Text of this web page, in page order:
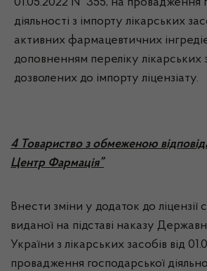
01.05.2022 № 355, на провадження
діяльності з імпорту лікарських
активних фармацевтичних
доповненням переліку лікарських
дозволених до імпорту ліцензіату.
4 Товариство з обмеженою
Центр Фармація”
Внести зміни у додаток до ліцензії
виданої на підставі наказу
України з лікарських засобів від
провадження господарської